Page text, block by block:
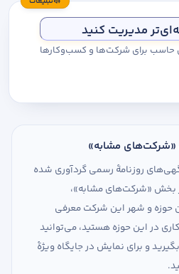
مدیریت کنید
حاسب برای شرکت‌ها و کسب‌وکارها
«شرکت‌های مشابه»
روزنامهٔ رسمی گردآوری شده
بخش «شرکت‌های مشابه»،
حوزه و شهر این شرکت معرفی
در این حوزه هستید، می‌توانید
و برای نمایش در جایگاه ویژهٔ